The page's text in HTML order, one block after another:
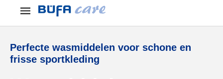
Perfecte wasmiddelen voor schone en
frisse sportkleding